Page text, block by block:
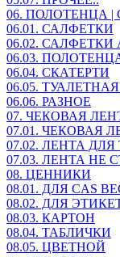
06. ПОЛОТЕНЦА |
06.01. САЛФЕТКИ
06.02.
06.03.
06.04. СКАТЕРТИ
06.05.
06.06. РАЗНОЕ
07. ЧЕКОВАЯ
07.01. ЧЕКОВАЯ
07.02. ЛЕНТА
07.03. ЛЕНТА НЕ
08. ЦЕННИКИ
08.01. ДЛЯ CAS
08.02. ДЛЯ
08.03. КАРТОН
08.04. ТАБЛИЧКИ
08.05. ЦВЕТНОЙ